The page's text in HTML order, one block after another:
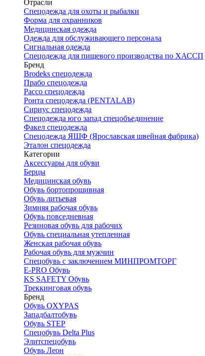
Отрасли
Спецодежда для охоты и рыбалки
Форма для охранников
Медицинская одежда
Одежда для обслуживающего персонала
Сигнальная одежда
Спецодежда для пищевого производства по ХАССП
Бренд
Brodeks спецодежда
Прабо спецодежда
Рассо спецодежда
Ронта спецодежда (PENTALAB)
Сириус спецодежда
Спецодежда юго запад спецобъединение
Факел спецодежда
Спецодежда ЯШФ (Ярославская швейная фабрика)
Эталон спецодежда
Категории
Аксессуары для обуви
Берцы
Медицинская обувь
Обувь бортопрошивная
Обувь литьевая
Зимняя рабочая обувь
Обувь повседневная
Резиновая обувь для рабочих
Обувь специальная утепленная
Женская рабочая обувь
Рабочая обувь для мужчин
Спецобувь с заключением МИНПРОМТОРГ
E-PRO Обувь
KS SAFETY Обувь
Треккинговая обувь
Бренд
Обувь OXYPAS
Западбалтобувь
Обувь STEP
Спецобувь Delta Plus
Элитспецобувь
Обувь Леон